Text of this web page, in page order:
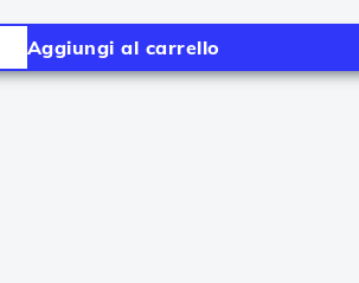
Aggiungi al carrello